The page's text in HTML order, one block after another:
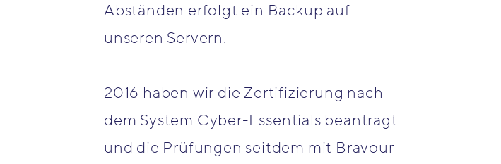
Abständen erfolgt ein Backup auf
unseren Servern.
2016 haben wir die Zertifizierung nach
dem System Cyber-Essentials beantragt
und die Prüfungen seitdem mit Bravour